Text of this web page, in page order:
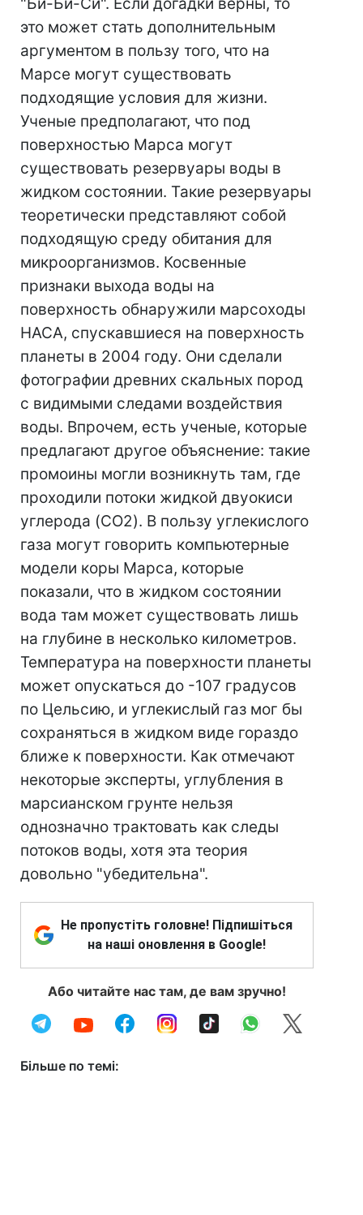
это может стать дополнительным
аргументом в пользу того, что на
Марсе могут существовать
подходящие условия для жизни.
Ученые предполагают, что под
поверхностью Марса могут
существовать резервуары воды в
жидком состоянии. Такие резервуары
теоретически представляют собой
подходящую среду обитания для
микроорганизмов. Косвенные
признаки выхода воды на
поверхность обнаружили марсоходы
НАСА, спускавшиеся на поверхность
планеты в 2004 году. Они сделали
фотографии древних скальных пород
с видимыми следами воздействия
воды. Впрочем, есть ученые, которые
предлагают другое объяснение: такие
промоины могли возникнуть там, где
проходили потоки жидкой двуокиси
углерода (CO2). В пользу углекислого
газа могут говорить компьютерные
модели коры Марса, которые
показали, что в жидком состоянии
вода там может существовать лишь
на глубине в несколько километров.
Температура на поверхности планеты
может опускаться до -107 градусов
по Цельсию, и углекислый газ мог бы
сохраняться в жидком виде гораздо
ближе к поверхности. Как отмечают
некоторые эксперты, углубления в
марсианском грунте нельзя
однозначно трактовать как следы
потоков воды, хотя эта теория
довольно "убедительна".
Не пропустіть головне! Підпишіться
на наші оновлення в Google!
Або читайте нас там, де вам зручно!
Більше по темі: